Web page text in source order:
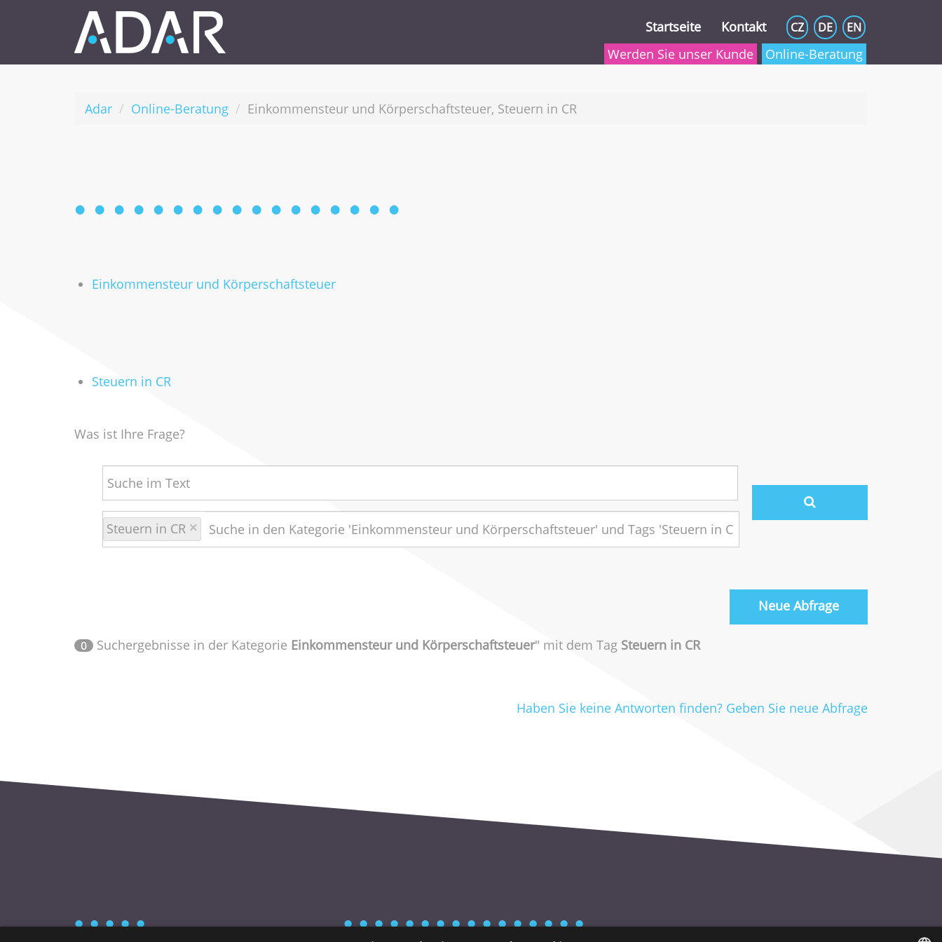
Startseite Kontakt CZ DE EN
Online-Beratung
Werden Sie unser Kunde
Adar Online-Beratung Einkommensteur und Körperschaftsteuer, Steuern in CR
Einkommensteur und Körperschaftsteuer
Steuern in CR
Was ist Ihre Frage?
Steuern in CR ×
Neue Abfrage
0 Suchergebnisse in der Kategorie Einkommensteur und Körperschaftsteuer" mit dem Tag Steuern in CR
Haben Sie keine Antworten finden? Geben Sie neue Abfrage